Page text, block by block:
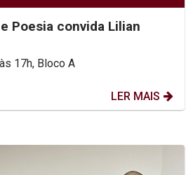
Poesia convida Lilian
17h, Bloco A
LER MAIS